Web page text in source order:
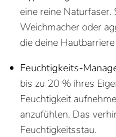
eine reine Naturfaser.
Weichmacher oder
die deine
Feuchtigkeits-
bis zu 20 % ihres
Feuchtigkeit
anzufühlen. Das
Feuchtigkeitsstau.